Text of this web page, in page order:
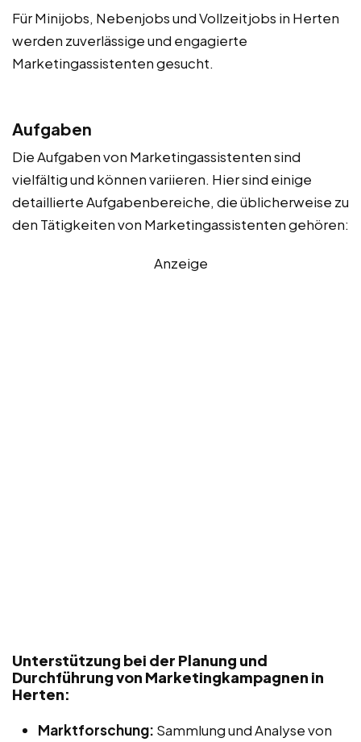
Für Minijobs, Nebenjobs und Vollzeitjobs in Herten
werden zuverlässige und engagierte
Marketingassistenten gesucht.
Aufgaben
Die Aufgaben von Marketingassistenten sind
vielfältig und können variieren. Hier sind einige
detaillierte Aufgabenbereiche, die üblicherweise zu
den Tätigkeiten von Marketingassistenten gehören:
Anzeige
Unterstützung bei der Planung und
Durchführung von Marketingkampagnen in
Herten:
Marktforschung: Sammlung und Analyse von